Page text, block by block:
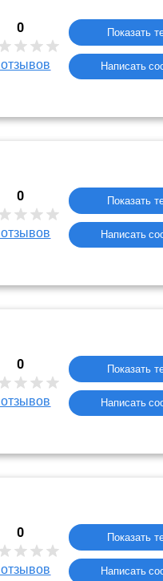
0
отзывов Написать
0
отзывов Написать
0
отзывов Написать
0
отзывов Написать